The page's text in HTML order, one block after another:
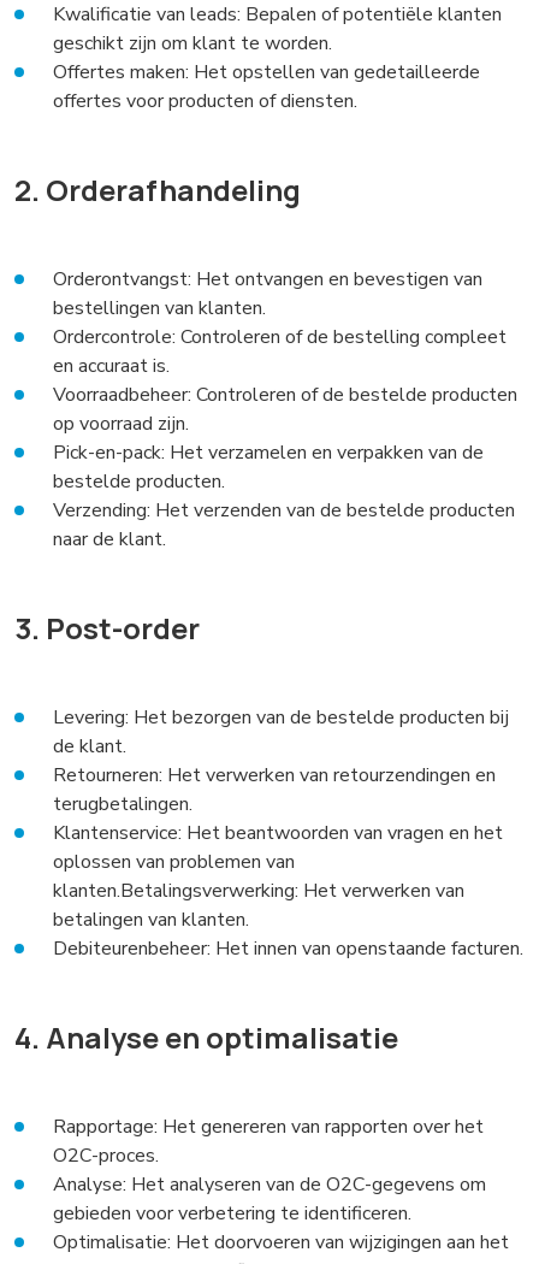
Kwalificatie van leads: Bepalen of potentiële klanten
geschikt zijn om klant te worden.
Offertes maken: Het opstellen van gedetailleerde
offertes voor producten of diensten.
2. Orderafhandeling
Orderontvangst: Het ontvangen en bevestigen van
bestellingen van klanten.
Ordercontrole: Controleren of de bestelling compleet
en accuraat is.
Voorraadbeheer: Controleren of de bestelde producten
op voorraad zijn.
Pick-en-pack: Het verzamelen en verpakken van de
bestelde producten.
Verzending: Het verzenden van de bestelde producten
naar de klant.
3. Post-order
Levering: Het bezorgen van de bestelde producten bij
de klant.
Retourneren: Het verwerken van retourzendingen en
terugbetalingen.
Klantenservice: Het beantwoorden van vragen en het
oplossen van problemen van
klanten.Betalingsverwerking: Het verwerken van
betalingen van klanten.
Debiteurenbeheer: Het innen van openstaande facturen.
4. Analyse en optimalisatie
Rapportage: Het genereren van rapporten over het
O2C-proces.
Analyse: Het analyseren van de O2C-gegevens om
gebieden voor verbetering te identificeren.
Optimalisatie: Het doorvoeren van wijzigingen aan het